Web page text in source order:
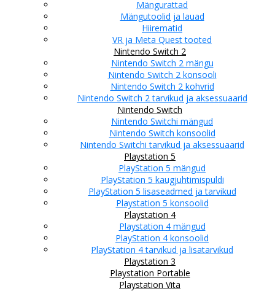
Mängurattad
Mängutoolid ja lauad
Hiirematid
VR ja Meta Quest tooted
Nintendo Switch 2
Nintendo Switch 2 mängu
Nintendo Switch 2 konsooli
Nintendo Switch 2 kohvrid
Nintendo Switch 2 tarvikud ja aksessuaarid
Nintendo Switch
Nintendo Switchi mängud
Nintendo Switch konsoolid
Nintendo Switchi tarvikud ja aksessuaarid
Playstation 5
PlayStation 5 mängud
PlayStation 5 kaugjuhtimispuldi
PlayStation 5 lisaseadmed ja tarvikud
Playstation 5 konsoolid
Playstation 4
Playstation 4 mängud
PlayStation 4 konsoolid
PlayStation 4 tarvikud ja lisatarvikud
Playstation 3
Playstation Portable
Playstation Vita